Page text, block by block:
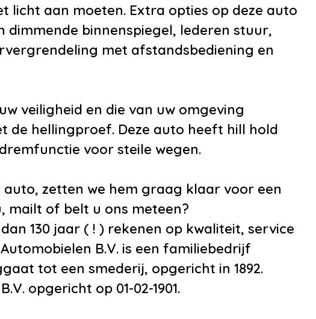
Cruise Control incl. ASLD
Elektrische
Roetfilter
Ruitensproeiers/wisserbladen
licht aan moeten. Extra opties op deze auto
binnenspiegel, lederen stuur,
met afstandsbediening en
veiligheid en die van uw omgeving
de hellingproef. Deze auto heeft hill hold
voor steile wegen.
zetten we hem graag klaar voor een
mailt of belt u ons meteen?
130 jaar ( ! ) rekenen op kwaliteit, service
B.V. is een familiebedrijf
tot een smederij, opgericht in 1892.
opgericht op 01-02-1901.